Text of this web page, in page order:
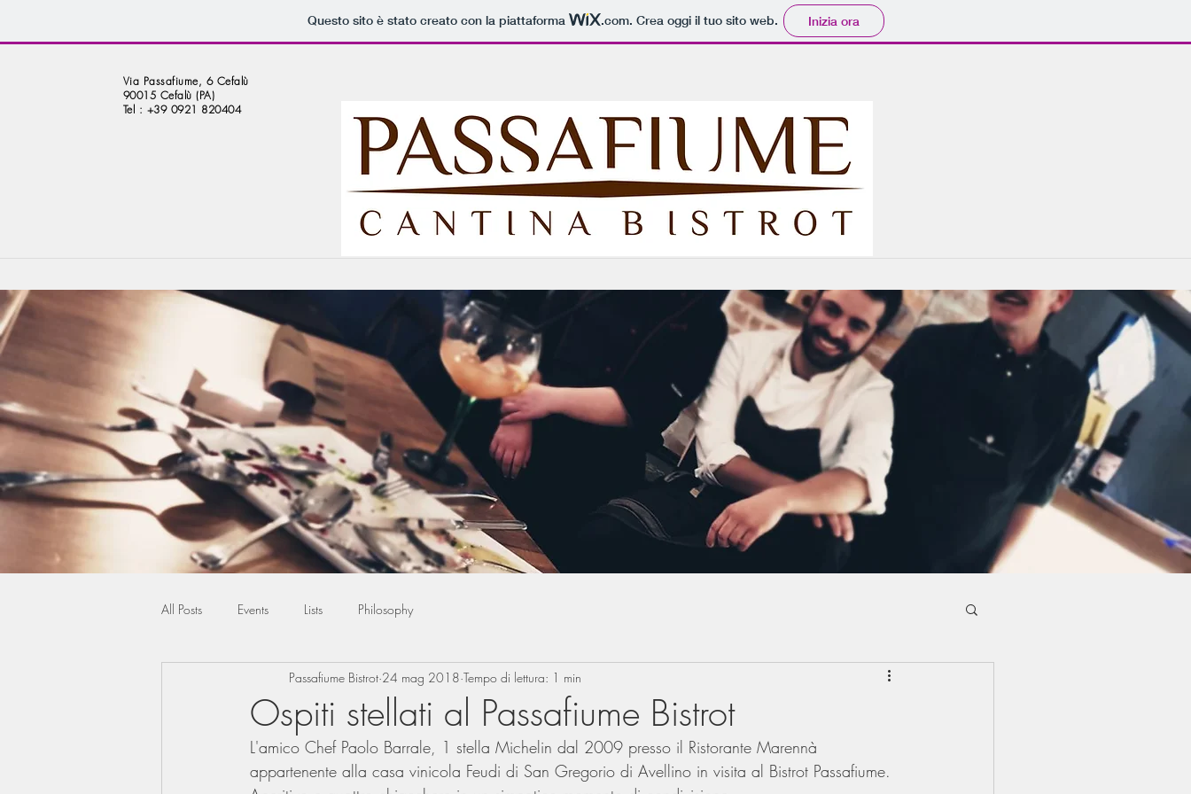
Questo sito è stato creato con la piattaforma .com. Crea oggi il tuo sito web. Inizia ora
Via Passafiume, 6 Cefalù
90015 Cefalù (PA)
Tel : +39 0921 820404
All Posts Events Lists Philosophy
Ospiti stellati al Passafiume Bistrot
Passafiume Bistrot 24 mag 2018 Tempo di lettura: 1 min
L'amico Chef Paolo Barrale, 1 stella Michelin dal 2009 presso il Ristorante Marennà
appartenente alla casa vinicola Feudi di San Gregorio di Avellino in visita al Bistrot Passafiume.